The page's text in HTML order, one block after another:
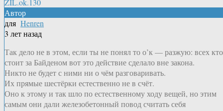
ZIL.ok.130
Автор
для Henren
3 лет назад
Так дело не в этом, если ты не понял то о’к — разжую: всех кто
стоит за Байденом вот это действие сделало вне закона.
Никто не будет с ними ни о чём разговаривать.
Их прямые шестёрки естественно не в счёт.
Оно к этому и так шло по естественному ходу вещей, но этим
самым они дали железобетонный повод считать себя